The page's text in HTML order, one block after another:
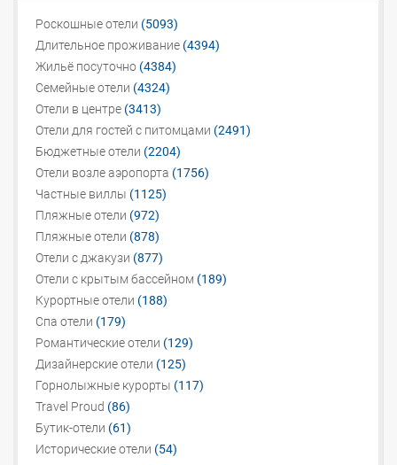
Роскошные отели (5093)
Длительное проживание (4394)
Жильё посуточно (4384)
Семейные отели (4324)
Отели в центре (3413)
Отели для гостей с питомцами (2491)
Бюджетные отели (2204)
Отели возле аэропорта (1756)
Частные виллы (1125)
Пляжные отели (972)
Пляжные отели (878)
Отели с джакузи (877)
Отели с крытым бассейном (189)
Курортные отели (188)
Спа отели (179)
Романтические отели (129)
Дизайнерские отели (125)
Горнолыжные курорты (117)
Travel Proud (86)
Бутик-отели (61)
Исторические отели (54)